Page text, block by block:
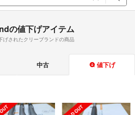
の値下げアイテム
げされたクリーブランドの商品
中古 値下げ